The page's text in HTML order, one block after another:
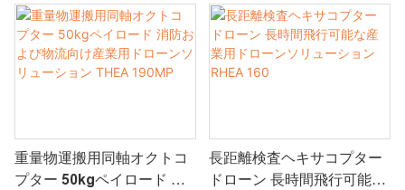
ンホバー 3
THEA 220MP
重量物運搬用同軸オクトコ
プター 50kgペイロード 消
長距離検査ヘキサコプター
ドローン 長時間飛行可能な